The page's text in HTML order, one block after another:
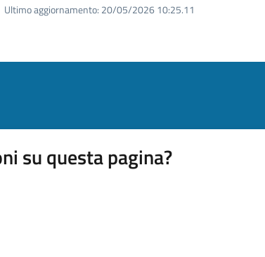
Ultimo aggiornamento: 20/05/2026 10:25.11
su questa pagina?